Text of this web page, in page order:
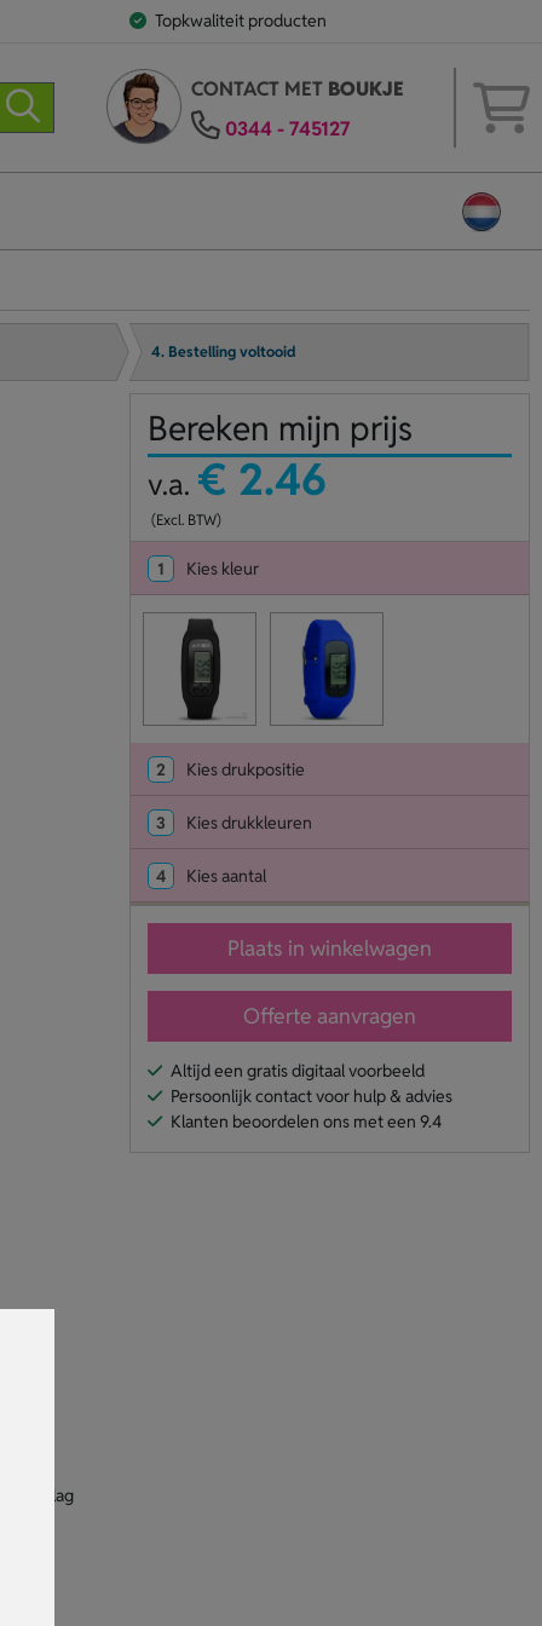
Topkwaliteit producten
CONTACT MET BOUKJE
0344 - 745127
4. Bestelling voltooid
de slag
Bereken mijn prijs
v.a. € 2.46
(Excl. BTW)
1 Kies kleur
2 Kies drukpositie
3 Kies drukkleuren
4 Kies aantal
Plaats in winkelwagen
Offerte aanvragen
Altijd een gratis digitaal voorbeeld
Persoonlijk contact voor hulp & advies
Klanten beoordelen ons met een 9.4